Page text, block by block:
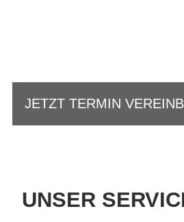
JETZT TERMIN
UNSER